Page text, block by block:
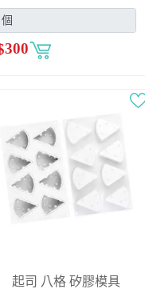
300
起司 八格 矽膠模具